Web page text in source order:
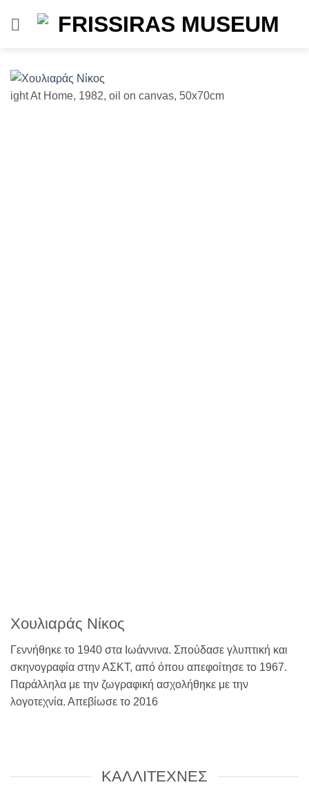
ight At Home, 1982, oil on canvas, 50x70cm
Χουλιαράς Νίκος
Γεννήθηκε το 1940 στα Ιωάννινα. Σπούδασε γλυπτική και
σκηνογραφία στην ΑΣΚΤ, από όπου απεφοίτησε το 1967.
Παράλληλα με την ζωγραφική ασχολήθηκε με την
λογοτεχνία. Απεβίωσε το 2016
ΚΑΛΛΙΤΕΧΝΕΣ